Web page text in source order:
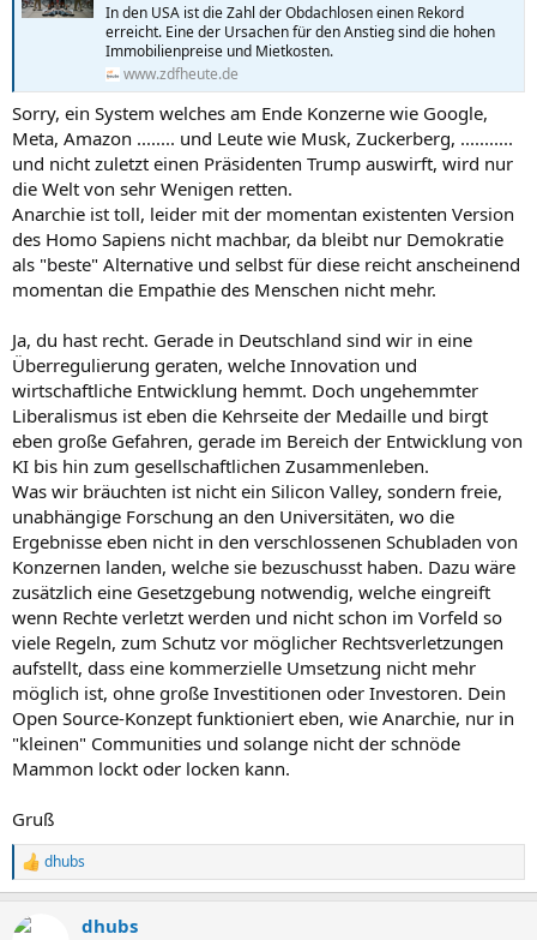
In den USA ist die Zahl der Obdachlosen einen Rekord
erreicht. Eine der Ursachen für den Anstieg sind die hohen
Immobilienpreise und Mietkosten.
www.zdfheute.de
Sorry, ein System welches am Ende Konzerne wie Google,
Meta, Amazon ........ und Leute wie Musk, Zuckerberg, ...........
und nicht zuletzt einen Präsidenten Trump auswirft, wird nur
die Welt von sehr Wenigen retten.
Anarchie ist toll, leider mit der momentan existenten Version
des Homo Sapiens nicht machbar, da bleibt nur Demokratie
als "beste" Alternative und selbst für diese reicht anscheinend
momentan die Empathie des Menschen nicht mehr.
Ja, du hast recht. Gerade in Deutschland sind wir in eine
Überregulierung geraten, welche Innovation und
wirtschaftliche Entwicklung hemmt. Doch ungehemmter
Liberalismus ist eben die Kehrseite der Medaille und birgt
eben große Gefahren, gerade im Bereich der Entwicklung von
KI bis hin zum gesellschaftlichen Zusammenleben.
Was wir bräuchten ist nicht ein Silicon Valley, sondern freie,
unabhängige Forschung an den Universitäten, wo die
Ergebnisse eben nicht in den verschlossenen Schubladen von
Konzernen landen, welche sie bezuschusst haben. Dazu wäre
zusätzlich eine Gesetzgebung notwendig, welche eingreift
wenn Rechte verletzt werden und nicht schon im Vorfeld so
viele Regeln, zum Schutz vor möglicher Rechtsverletzungen
aufstellt, dass eine kommerzielle Umsetzung nicht mehr
möglich ist, ohne große Investitionen oder Investoren. Dein
Open Source-Konzept funktioniert eben, wie Anarchie, nur in
"kleinen" Communities und solange nicht der schnöde
Mammon lockt oder locken kann.
Gruß
R
e
c
dhubs
dhubs